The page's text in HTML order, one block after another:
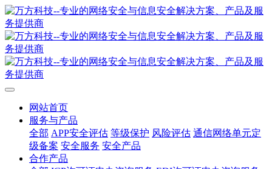
网站首页
服务与产品
全部 APP安全评估 等级保护 风险评估 通信网络单元定
级备案 安全服务 安全产品
合作产品